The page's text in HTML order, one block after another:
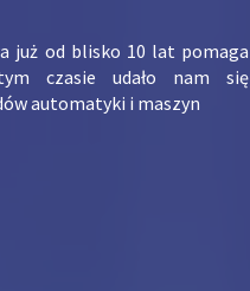
już od blisko 10 lat pomaga
czasie udało nam się
automatyki i maszyn